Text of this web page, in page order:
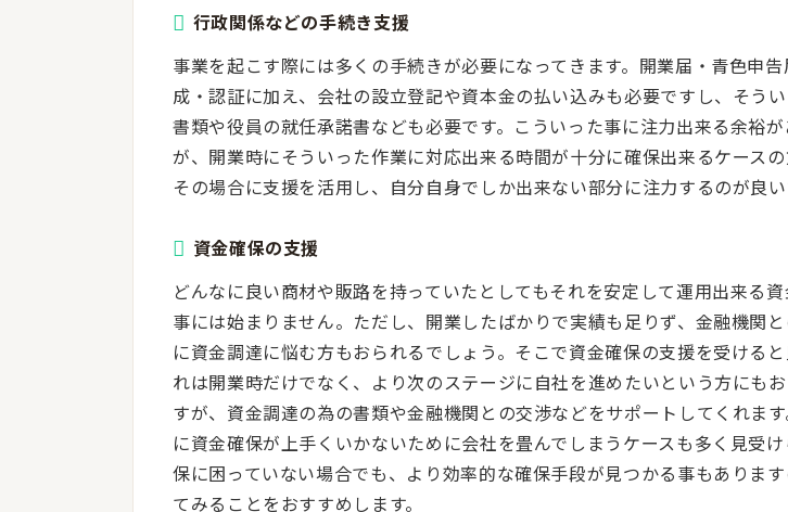
行政関係などの手続き支援
事業を起こす際には多くの手続きが必要になってきます。開業届・青色申
成・認証に加え、会社の設立登記や資本金の払い込みも必要ですし、そう
書類や役員の就任承諾書なども必要です。こういった事に注力出来る余裕
が、開業時にそういった作業に対応出来る時間が十分に確保出来るケースの
その場合に支援を活用し、自分自身でしか出来ない部分に注力するのが良い
資金確保の支援
どんなに良い商材や販路を持っていたとしてもそれを安定して運用出来る
事には始まりません。ただし、開業したばかりで実績も足りず、金融機関
に資金調達に悩む方もおられるでしょう。そこで資金確保の支援を受ける
れは開業時だけでなく、より次のステージに自社を進めたいという方にも
すが、資金調達の為の書類や金融機関との交渉などをサポートしてくれま
に資金確保が上手くいかないために会社を畳んでしまうケースも多く見受
保に困っていない場合でも、より効率的な確保手段が見つかる事もありま
てみることをおすすめします。